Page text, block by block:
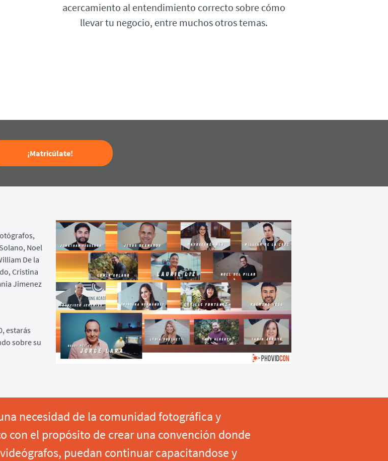
acercamiento al entendimiento correcto sobre cómo
llevar tu negocio, entre muchos otros temas.
¡Matricúlate!
Noel
De la
Cristina
Jimenez
estarás
sobre su
necesidad de la comunidad fotográfica y
con el propósito de crear una convención donde
puedan continuar capacitandose y